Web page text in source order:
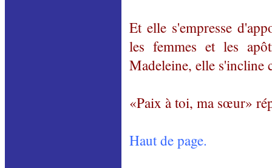
Et elle s'empresse
les femmes et les
Madeleine, elle s'incline
«Paix à toi, ma sœur»
Haut de page.